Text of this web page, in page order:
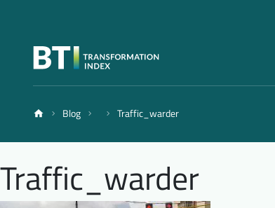
Blog Traffic_warder
Traffic_warder